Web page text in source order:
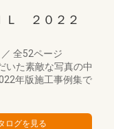
Ｌ ２０２２
／ 全52ページ
いた素敵な写真の中
年版施工事例集で